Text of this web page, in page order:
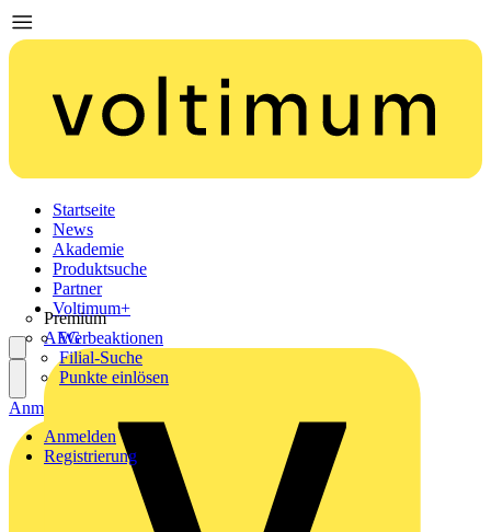
Startseite
News
Akademie
Produktsuche
Partner
Premium
AEG
Voltimum+
Werbeaktionen
Filial-Suche
Punkte einlösen
Anmelden
Registrierung
Anmelden